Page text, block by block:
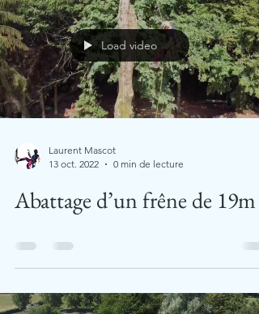
Load video
Laurent Mascot
13 oct. 2022
0 min de lecture
Abattage d’un frêne de 19m